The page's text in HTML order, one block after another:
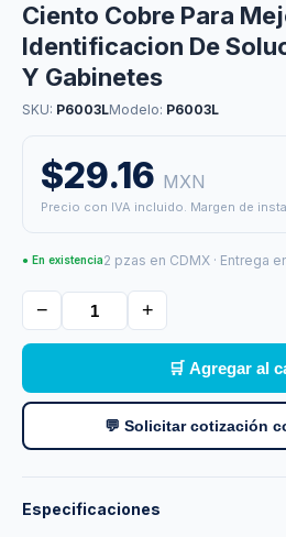
Ciento Cobre Para
Identificacion De
Y Gabinetes
SKU: P6003LModelo: P6003L
$29.16 MXN
Precio con IVA incluido. Margen de
● En existencia2 pzas en CDMX · Entrega
− +
🛒 Agregar al
💬 Solicitar cotización
Especificaciones